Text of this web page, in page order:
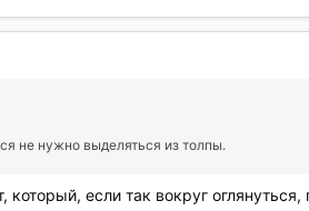
не нужно выделяться из толпы.
если так вокруг